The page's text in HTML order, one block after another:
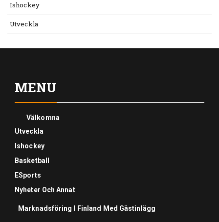
Ishockey
Utveckla
MENU
Välkomna
Utveckla
Ishockey
Basketball
ESports
Nyheter Och Annat
Marknadsföring I Finland Med Gästinlägg